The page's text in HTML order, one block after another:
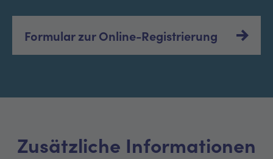
Formular zur Online-Registrierung
Zusätzliche Informationen